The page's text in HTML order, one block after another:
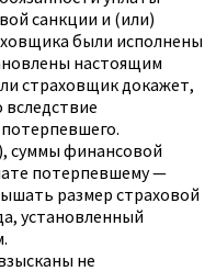
санкции и (или)
были исполнены
настоящим
страховщик докажет,
суммы финансовой
потерпевшему —
размер страховой
установленный
не